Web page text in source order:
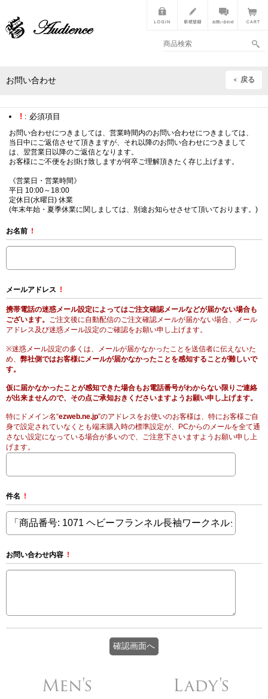
お問い合わせ 戻る
! : 必須項目
お問い合わせにつきましては、営業時間内のお問い合わせにつきましては、
当日中にご返信させて頂きますが、それ以降のお問い合わせにつきまして
は、翌営業日以降のご返信となります。
お客様にご不便をお掛け致しますが何卒ご理解頂きたく存じ上げます。
《営業日・営業時間》
平日 10:00～18:00
定休日(水曜日) 休業
(年末年始・夏季休業に関しましては、別途お知らせさせて頂いております。)
お名前 !
メールアドレス !
携帯電話の迷惑メール設定によってはご注文確認メールなどが届かない場合も
ございます。 ご注文後に自動配信のご注文確認メールが届かない場合、メール
アドレス及び迷惑メール設定のご確認をお願い申し上げます。
※迷惑メール設定の多くは、メールが届かなかったことを送信者に伝えないた
め、 弊社側ではお客様にメールが届かなかったことを感知することが難しいで
す。
仮に届かなかったことが感知できた場合もお電話番号がわからない限りご連絡
が出来ませんので、その点ご承知おきくださいますようお願い申し上げます。
特にドメイン名“ezweb.ne.jp”のアドレスをお使いのお客様は、特にお客様ご自
身で設定されていなくとも端末購入時の標準設定が、PCからのメールを全て通
さない設定になっている場合が多いので、ご注意下さいますようお願い申し上
げます。
件名 !
お問い合わせ内容 !
Men's Lady's